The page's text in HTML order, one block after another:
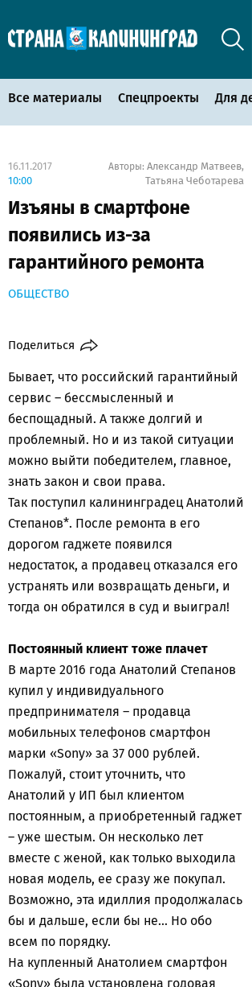
Все материалы Спецпроекты Для
16.11.2017
10:00
Авторы: Александр Матвеев,
Татьяна Чеботарева
Изъяны в смартфоне
появились из-за
гарантийного ремонта
ОБЩЕСТВО
Поделиться
Бывает, что российский гарантийный
сервис – бессмысленный и
беспощадный. А также долгий и
проблемный. Но и из такой ситуации
можно выйти победителем, главное,
знать закон и свои права.
Так поступил калининградец Анатолий
Степанов*. После ремонта в его
дорогом гаджете появился
недостаток, а продавец отказался его
устранять или возвращать деньги, и
тогда он обратился в суд и выиграл!
Постоянный клиент тоже плачет
В марте 2016 года Анатолий Степанов
купил у индивидуального
предпринимателя – продавца
мобильных телефонов смартфон
марки «Sony» за 37 000 рублей.
Пожалуй, стоит уточнить, что
Анатолий у ИП был клиентом
постоянным, а приобретенный гаджет
– уже шестым. Он несколько лет
вместе с женой, как только выходила
новая модель, ее сразу же покупал.
Возможно, эта идиллия продолжалась
бы и дальше, если бы не... Но обо
всем по порядку.
На купленный Анатолием смартфон
«Sony» была установлена годовая